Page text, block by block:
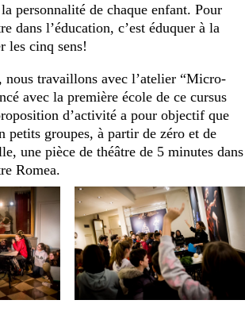
personnalité de chaque enfant. Pour
dans l’éducation, c’est éduquer à la
les cinq sens!
nous travaillons avec l’atelier “Micro-
avec la première école de ce cursus
d’activité a pour objectif que
petits groupes, à partir de zéro et de
une pièce de théâtre de 5 minutes dans
Romea.